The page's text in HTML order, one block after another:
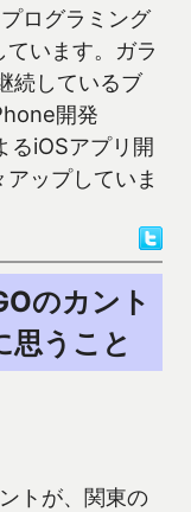
ログラミング
います。ガラ
続しているブ
開発
るiOSアプリ開
ップしていま
のカント
思うこと
トが、関東の